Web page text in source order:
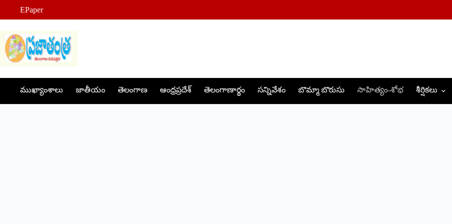
content
EPaper
ముఖ్యాంశాలు జాతీయం తెలంగాణ ఆంధ్రప్రదేశ్ తెలంగాణార్థం సన్నివేశం బొమ్మా బొరుసు సాహిత్యం-శోభ శీర్షికలు